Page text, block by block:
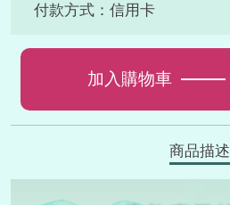
付款方式：信用卡
加入購物車
商品描述